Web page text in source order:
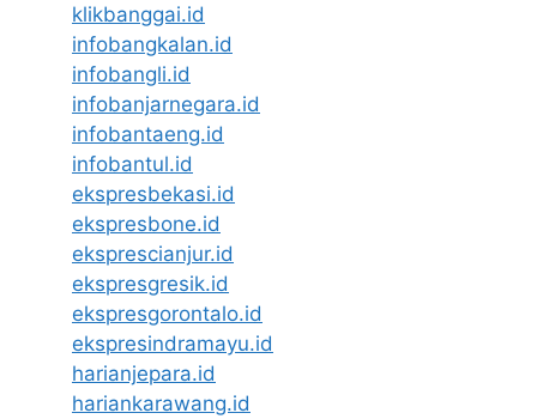
klikbanggai.id
infobangkalan.id
infobangli.id
infobanjarnegara.id
infobantaeng.id
infobantul.id
ekspresbekasi.id
ekspresbone.id
eksprescianjur.id
ekspresgresik.id
ekspresgorontalo.id
ekspresindramayu.id
harianjepara.id
hariankarawang.id